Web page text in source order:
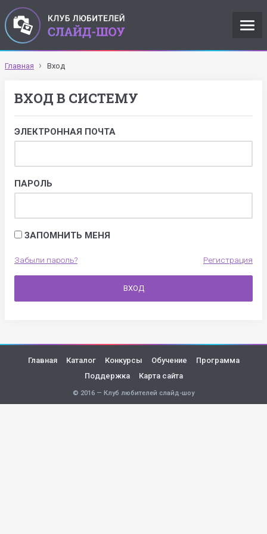
Главная Вход
ВХОД В СИСТЕМУ
ЭЛЕКТРОННАЯ ПОЧТА
ПАРОЛЬ
ЗАПОМНИТЬ МЕНЯ
Забыли пароль? Регистрация
ВХОД
Главная Каталог Конкурсы Обучение
Программа
Поддержка
Карта сайта
© 2016 — Клуб любителей слайд-шоу